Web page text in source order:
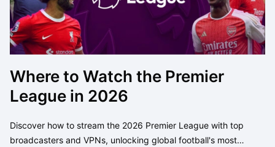
Where to Watch the Premier
League in 2026
Discover how to stream the 2026 Premier League with top
broadcasters and VPNs, unlocking global football's most